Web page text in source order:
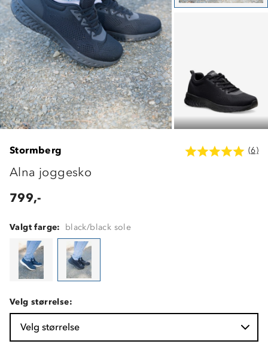
Stormberg (6)
Alna joggesko
799,-
Valgt farge: black/black sole
Velg størrelse:
Velg størrelse